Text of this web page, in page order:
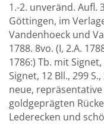
1.-2. unveränd. Aufl.
Göttingen, im
Vandenhoeck und
1788. 8vo. (I, 2.A.
1786:) Tb. mit
Signet, 12 Bll., 299
neue,
goldgeprägten
Lederecken und